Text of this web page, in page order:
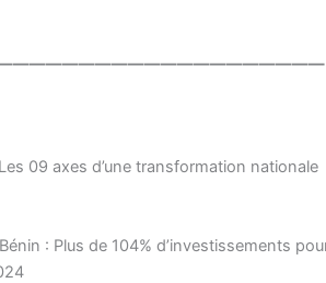
09 axes d’une transformation nationale
: Plus de 104% d’investissements